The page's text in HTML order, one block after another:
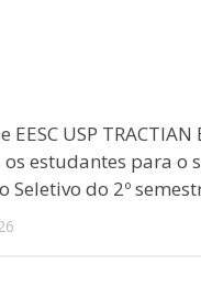
EESC USP TRACTIAN
estudantes para o
Seletivo do 2º